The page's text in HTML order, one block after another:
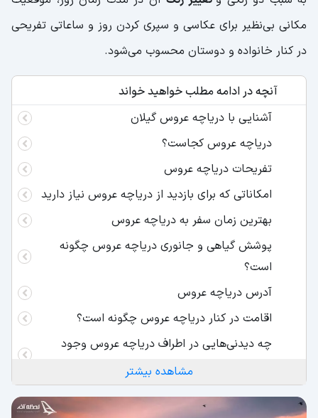
مکانی بی‌نظیر برای عکاسی و سپری کردن روز و ساعاتی تفریحی
در کنار خانواده و دوستان محسوب می‌شود.
آنچه در ادامه مطلب خواهید خواند
آشنایی با دریاچه عروس گیلان
دریاچه عروس کجاست؟
تفریحات دریاچه عروس
امکاناتی که برای بازدید از دریاچه عروس نیاز دارید
بهترین زمان سفر به دریاچه عروس
پوشش گیاهی و جانوری دریاچه عروس چگونه
است؟
آدرس دریاچه عروس
اقامت در کنار دریاچه عروس چگونه است؟
چه دیدنی‌هایی در اطراف دریاچه عروس وجود
مشاهده بیشتر